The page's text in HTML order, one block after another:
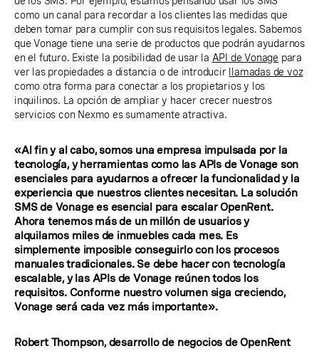
como un canal para recordar a los clientes las medidas que
deben tomar para cumplir con sus requisitos legales. Sabemos
que Vonage tiene una serie de productos que podrán ayudarnos
en el futuro. Existe la posibilidad de usar la API de Vonage para
ver las propiedades a distancia o de introducir
llamadas de voz
como otra forma para conectar a los propietarios y los
inquilinos. La opción de ampliar y hacer crecer nuestros
servicios con Nexmo es sumamente atractiva.
«Al fin y al cabo, somos una empresa impulsada por la
tecnología, y herramientas como las APIs de Vonage son
esenciales para ayudarnos a ofrecer la funcionalidad y la
experiencia que nuestros clientes necesitan. La solución
SMS de Vonage es esencial para escalar OpenRent.
Ahora tenemos más de un millón de usuarios y
alquilamos miles de inmuebles cada mes. Es
simplemente imposible conseguirlo con los procesos
manuales tradicionales. Se debe hacer con tecnología
escalable, y las APIs de Vonage reúnen todos los
requisitos. Conforme nuestro volumen siga creciendo,
Vonage será cada vez más importante».
Robert Thompson, desarrollo de negocios de OpenRent